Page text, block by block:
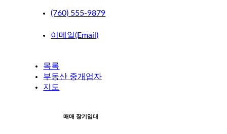
(760) 555-9879
이메일(Email)
목록
부동산 중개업자
지도
매매 장기임대